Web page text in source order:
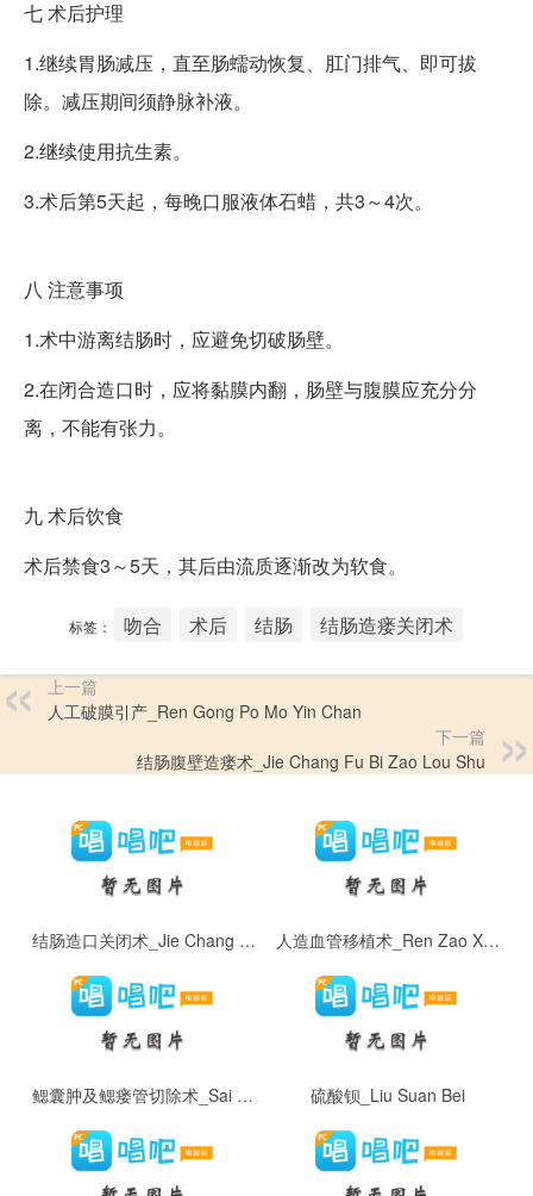
七术后护理
1.继续胃肠减压，直至肠蠕动恢复、肛门排气、即可拔
除。减压期间须静脉补液。
2.继续使用抗生素。
3.术后第5天起，每晚口服液体石蜡，共3～4次。
八 注意事项
1.术中游离结肠时，应避免切破肠壁。
2.在闭合造口时，应将黏膜内翻，肠壁与腹膜应充分分
离，不能有张力。
九术后饮食
术后禁食3～5天，其后由流质逐渐改为软食。
标签： 吻合 术后 结肠 结肠造瘘关闭术
上一篇
人工破膜引产_Ren Gong Po Mo Yin Chan
下一篇
结肠腹壁造瘘术_Jie Chang Fu Bi Zao Lou Shu
结肠造口关闭术_Jie Chang Zao Kou Guan Bi Shu 人造血管移植术_Ren Zao Xue Guan Yi Zhi Shu
鳃囊肿及鳃瘘管切除术_Sai Nang Zhong Ji Sai Lou Guan Qie Chu Shu 硫酸钡_Liu Suan Bei